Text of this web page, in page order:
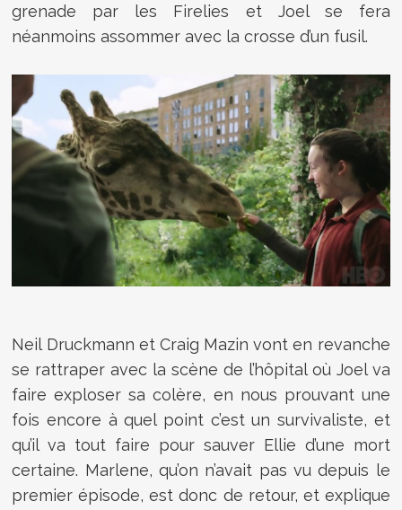
grenade par les Firelies et Joel se fera
néanmoins assommer avec la crosse d’un fusil.
Neil Druckmann et Craig Mazin vont en revanche
se rattraper avec la scène de l’hôpital où Joel va
faire exploser sa colère, en nous prouvant une
fois encore à quel point c’est un survivaliste, et
qu’il va tout faire pour sauver Ellie d’une mort
certaine. Marlene, qu’on n’avait pas vu depuis le
premier épisode, est donc de retour, et explique